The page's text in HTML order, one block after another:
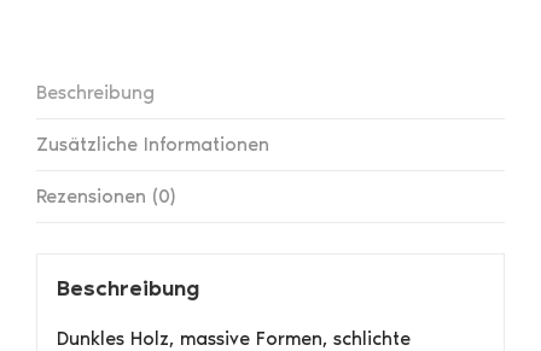
Beschreibung
Zusätzliche Informationen
Rezensionen (0)
Beschreibung
Dunkles Holz, massive Formen, schlichte